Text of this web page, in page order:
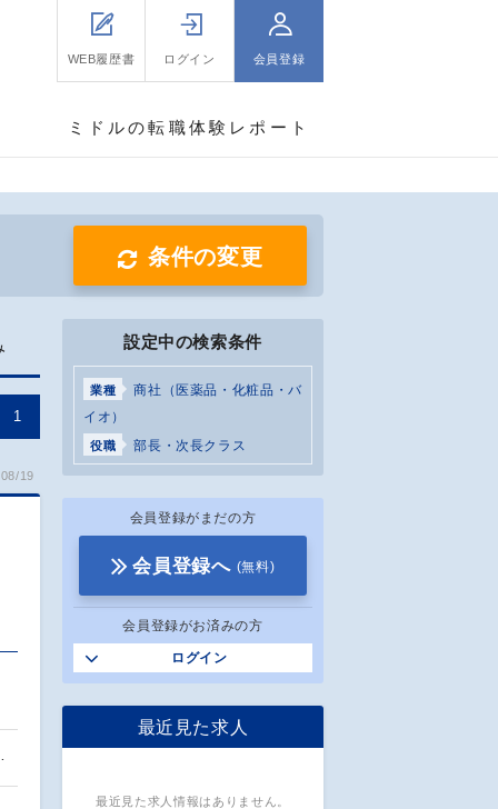
WEB履歴書 ログイン 会員登録
ミドルの転職体験レポート
条件の変更
1
19
設定中の検索条件
業種
商社（医薬品・化粧品・バ
イオ）
役職 部長・次長クラス
会員登録がまだの方
会員登録へ (無料)
会員登録がお済みの方
ログイン
最近見た求人
最近見た求人情報はありません。